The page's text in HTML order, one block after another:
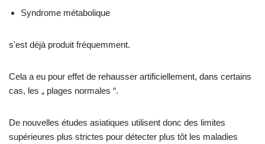
Syndrome métabolique
s'est déjà produit fréquemment.
Cela a eu pour effet de rehausser artificiellement, dans certains
cas, les „ plages normales “.
De nouvelles études asiatiques utilisent donc des limites
supérieures plus strictes pour détecter plus tôt les maladies